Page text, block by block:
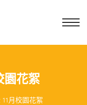
園花絮
月校園花絮